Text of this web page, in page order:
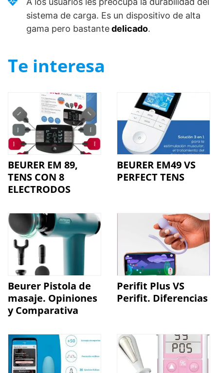
sistema de carga. Es un dispositivo de alta
gama pero bastantedelicado.
Te interesa
BEURER EM 89,
TENS CON 8
ELECTRODOS
BEURER EM49 VS
PERFECT TENS
Beurer Pistola de
masaje. Opiniones
y Comparativa
Perifit Plus VS
Perifit. Diferencias